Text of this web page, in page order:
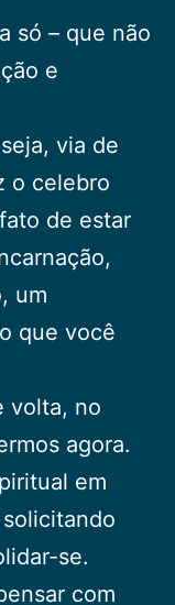
só – que não
e
via de
o celebro
de estar
um
que você
volta, no
agora.
em
se.
com